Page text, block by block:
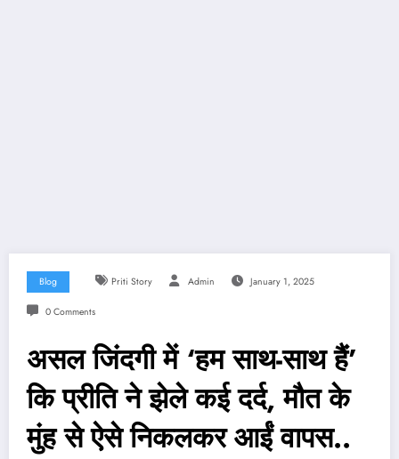
Blog Priti Story Admin January 1, 2025
0 Comments
असल जिंदगी में ‘हम साथ-साथ हैं’
कि प्रीति ने झेले कई दर्द, मौत के
मुंह से ऐसे निकलकर आईं वापस..